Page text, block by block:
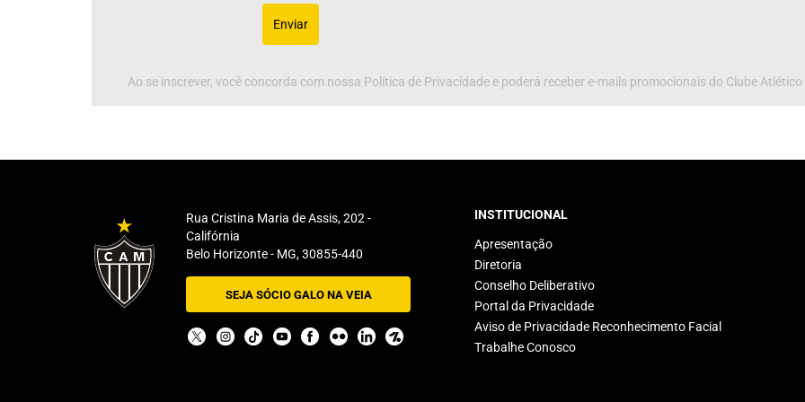
Enviar
Ao se inscrever, você concorda com nossa Política de Privacidade e poderá receber e-mails promocionais do Clube
Rua Cristina Maria de Assis, 202 -
Califórnia
Belo Horizonte - MG, 30855-440
SEJA SÓCIO GALO NA VEIA
INSTITUCIONAL
Apresentação
Diretoria
Conselho Deliberativo
Portal da Privacidade
Aviso de Privacidade Reconhecimento Facial
Trabalhe Conosco